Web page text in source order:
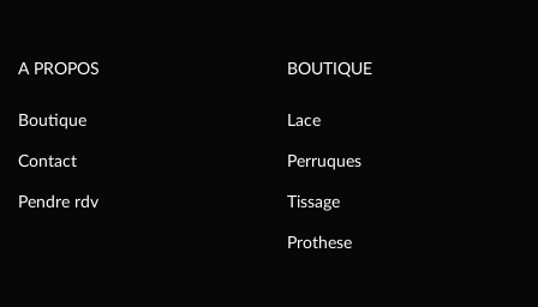
A PROPOS
Boutique
Contact
Pendre rdv
BOUTIQUE
Lace
Perruques
Tissage
Prothese